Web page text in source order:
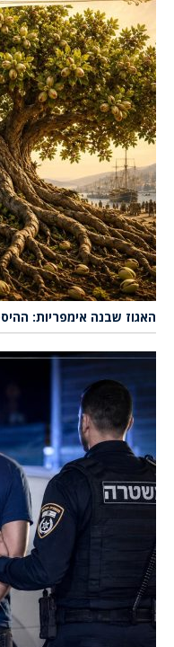
האגוז שבנה אימפריות: